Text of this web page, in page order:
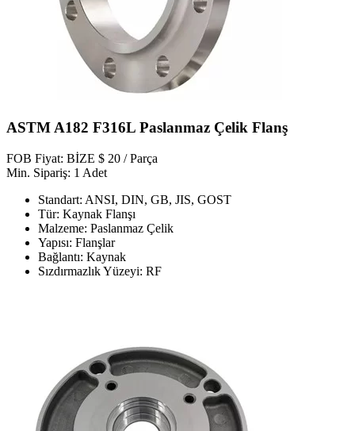
ASTM A182 F316L Paslanmaz Çelik Flanş
FOB Fiyat: BİZE $ 20 / Parça
Min. Sipariş: 1 Adet
Standart: ANSI, DIN, GB, JIS, GOST
Tür: Kaynak Flanşı
Malzeme: Paslanmaz Çelik
Yapısı: Flanşlar
Bağlantı: Kaynak
Sızdırmazlık Yüzeyi: RF